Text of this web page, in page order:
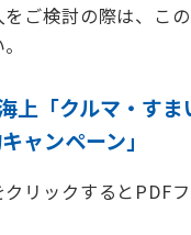
ご検討の際は、こ
上「クルマ・す
ャンペーン」
リックするとPDF